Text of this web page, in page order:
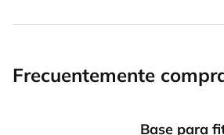
Frecuentemente
Base para